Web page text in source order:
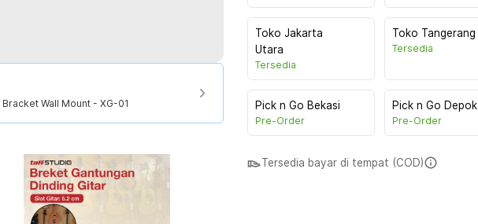
Itulah mengapa Anda harus
ini memberikan kestabilan
spons lembut. Dengan begitu,
Wall Mount - XG-01
Toko Jakarta
Utara
Tersedia
Toko Tangerang
Tersedia
Pick n Go Bekasi
Pre-Order
Pick n Go Depok
Pre-Order
Tersedia bayar di tempat (COD)